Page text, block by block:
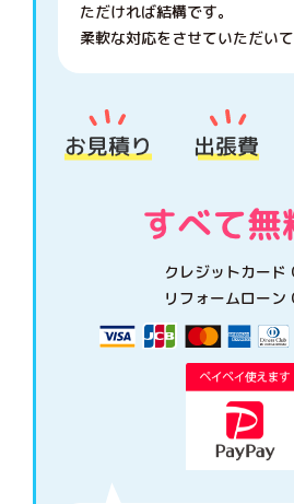
ただければ結構です。
柔軟な対応をさせていただいて
クレジットカード
リフォームローン